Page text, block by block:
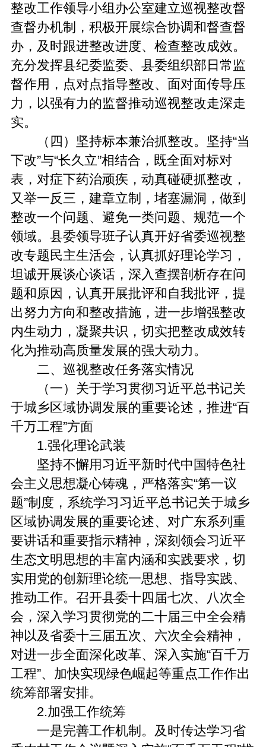
整改工作领导小组办公室建立巡视整改督
查督办机制，积极开展综合协调和督查督
办，及时跟进整改进度、检查整改成效。
充分发挥县纪委监委、县委组织部日常监
督作用，点对点指导整改、面对面传导压
力，以强有力的监督推动巡视整改走深走
实。
（四）坚持标本兼治抓整改。坚持“当
下改”与“长久立”相结合，既全面对标对
表，对症下药治顽疾，动真碰硬抓整改，
又举一反三，建章立制，堵塞漏洞，做到
整改一个问题、避免一类问题、规范一个
领域。县委领导班子认真开好省委巡视整
改专题民主生活会，认真抓好理论学习，
坦诚开展谈心谈话，深入查摆剖析存在问
题和原因，认真开展批评和自我批评，提
出努力方向和整改措施，进一步增强整改
内生动力，凝聚共识，切实把整改成效转
化为推动高质量发展的强大动力。
二、巡视整改任务落实情况
（一）关于学习贯彻习近平总书记关
于城乡区域协调发展的重要论述，推进“百
千万工程”方面
1.强化理论武装
坚持不懈用习近平新时代中国特色社
会主义思想凝心铸魂，严格落实“第一议
题”制度，系统学习习近平总书记关于城乡
区域协调发展的重要论述、对广东系列重
要讲话和重要指示精神，深刻领会习近平
生态文明思想的丰富内涵和实践要求，切
实用党的创新理论统一思想、指导实践、
推动工作。召开县委十四届七次、八次全
会，深入学习贯彻党的二十届三中全会精
神以及省委十三届五次、六次全会精神，
对进一步全面深化改革、深入实施“百千万
工程”、加快实现绿色崛起等重点工作作出
统筹部署安排。
2.加强工作统筹
一是完善工作机制。及时传达学习省